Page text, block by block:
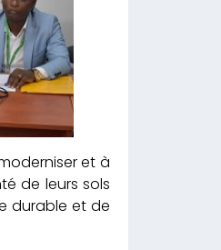
et à
de leurs sols
durable et de